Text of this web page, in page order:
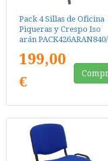
Pack 4 Sillas de Oficina
Piqueras y Crespo Iso
arán PACK426ARAN840/
199,00
€